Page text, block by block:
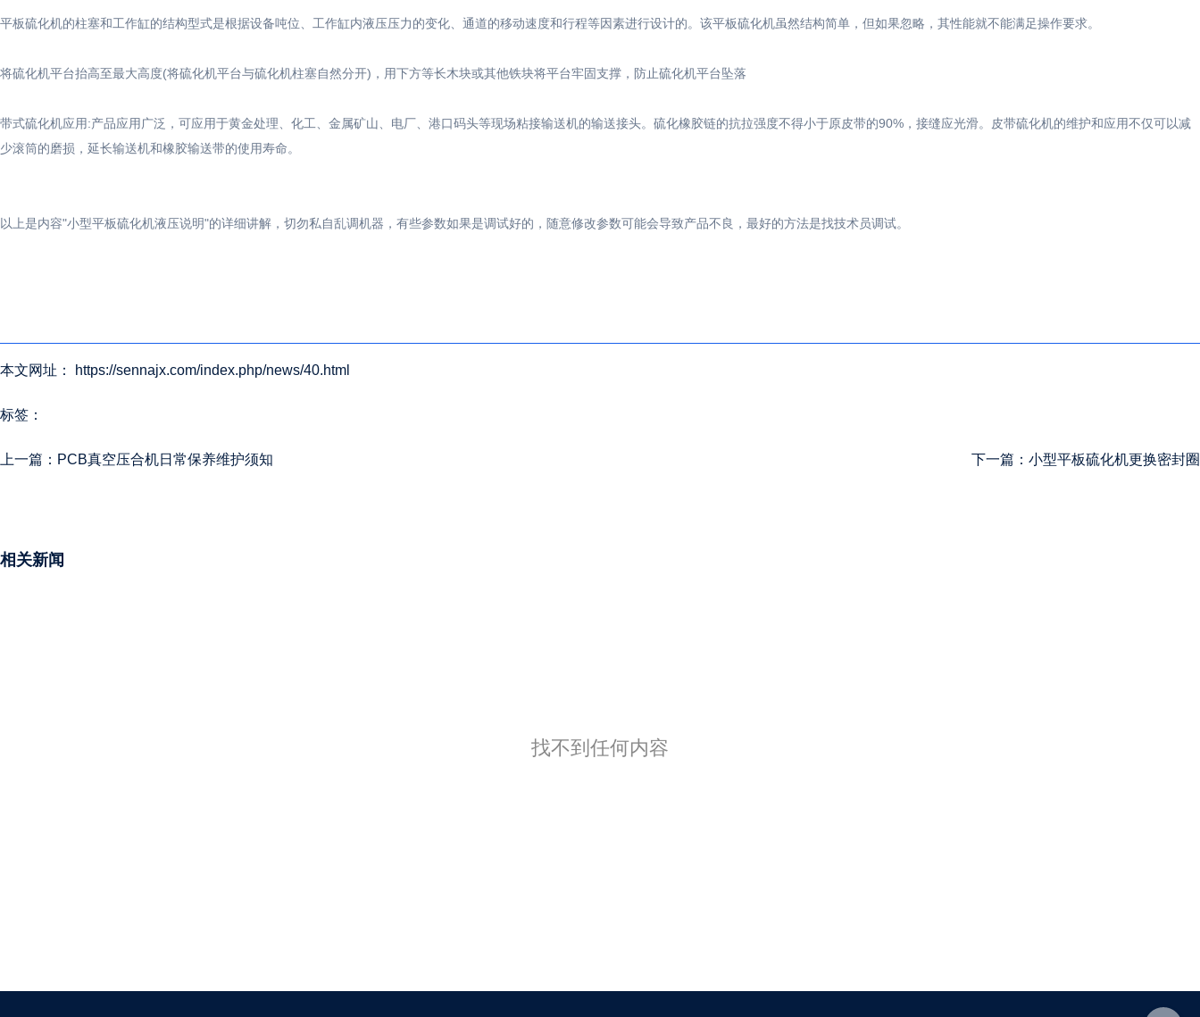
平板硫化机的柱塞和工作缸的结构型式是根据设备吨位、工作缸内液压压力的变化、通道的移动速度和行程等因素进行设计的。该平板硫化机虽然结构简单，但如果忽略，其性能就不能满足操作要求。
将硫化机平台抬高至最大高度(将硫化机平台与硫化机柱塞自然分开)，用下方等长木块或其他铁块将平台牢固支撑，防止硫化机平台坠落
带式硫化机应用:产品应用广泛，可应用于黄金处理、化工、金属矿山、电厂、港口码头等现场粘接输送机的输送接头。硫化橡胶链的抗拉强度不得小于原皮带的90%，接缝应光滑。皮带硫化机的维护和应用不仅可以减
少滚筒的磨损，延长输送机和橡胶输送带的使用寿命。
以上是内容"小型平板硫化机液压说明"的详细讲解，切勿私自乱调机器，有些参数如果是调试好的，随意修改参数可能会导致产品不良，最好的方法是找技术员调试。
本文网址： https://sennajx.com/index.php/news/40.html
标签：
上一篇： PCB真空压合机日常保养维护须知 下一篇： 小型平板硫化机更换密封圈
相关新闻
找不到任何内容